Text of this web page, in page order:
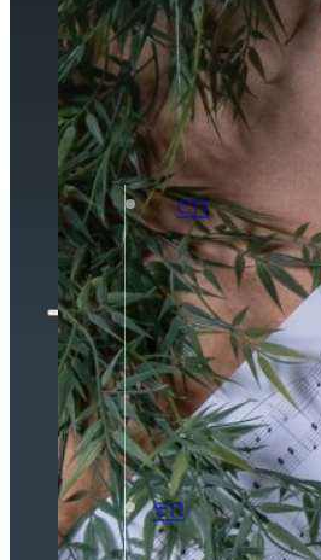
WIR ÜBER UNS
KARRIERE
KONTAKT
MARKEN
en
de
Wir über uns
Karriere
Kontakt
Marken
en
de